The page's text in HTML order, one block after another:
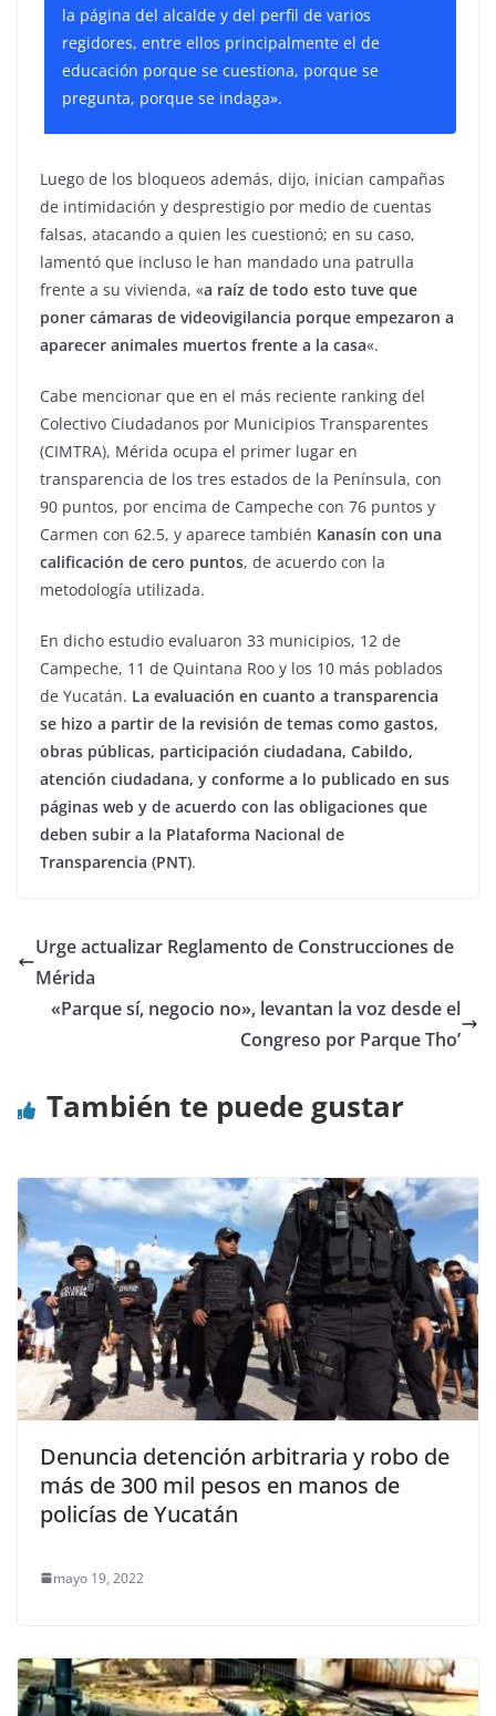
la página del alcalde y del perfil de varios
regidores, entre ellos principalmente el de
educación porque se cuestiona, porque se
pregunta, porque se indaga».
Luego de los bloqueos además, dijo, inician campañas
de intimidación y desprestigio por medio de cuentas
falsas, atacando a quien les cuestionó; en su caso,
lamentó que incluso le han mandado una patrulla
frente a su vivienda, «a raíz de todo esto tuve que
poner cámaras de videovigilancia porque empezaron a
aparecer animales muertos frente a la casa«.
Cabe mencionar que en el más reciente ranking del
Colectivo Ciudadanos por Municipios Transparentes
(CIMTRA), Mérida ocupa el primer lugar en
transparencia de los tres estados de la Península, con
90 puntos, por encima de Campeche con 76 puntos y
Carmen con 62.5, y aparece también Kanasín con una
calificación de cero puntos, de acuerdo con la
metodología utilizada.
En dicho estudio evaluaron 33 municipios, 12 de
Campeche, 11 de Quintana Roo y los 10 más poblados
de Yucatán. La evaluación en cuanto a transparencia
se hizo a partir de la revisión de temas como gastos,
obras públicas, participación ciudadana, Cabildo,
atención ciudadana, y conforme a lo publicado en sus
páginas web y de acuerdo con las obligaciones que
deben subir a la Plataforma Nacional de
Transparencia (PNT).
Urge actualizar Reglamento de Construcciones de
Mérida
«Parque sí, negocio no», levantan la voz desde el
Congreso por Parque Tho’
También te puede gustar
Denuncia detención arbitraria y robo de
más de 300 mil pesos en manos de
policías de Yucatán
mayo 19, 2022